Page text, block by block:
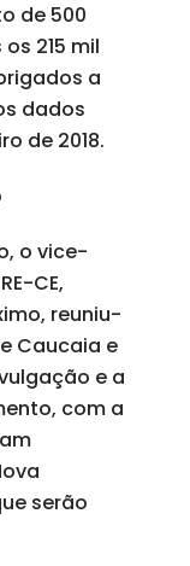
de 500
215 mil
a
dados
de 2018.
o vice-
CE,
reuniu-
Caucaia e
e a
com a
serão